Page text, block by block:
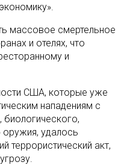
массовое смертельное
и отелях, что
и
США, которые уже
нападениям с
оружия, удалось
террористический акт,